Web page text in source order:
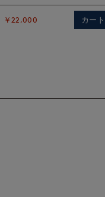
￥22,000 カー